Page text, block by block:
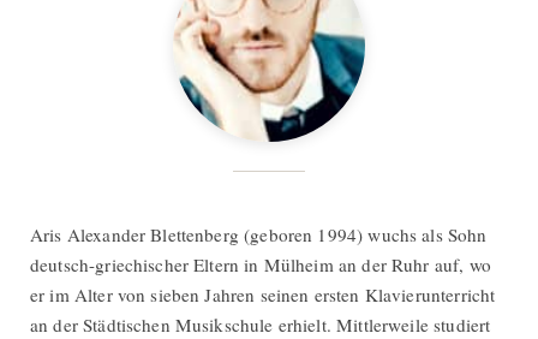
Aris Alexander Blettenberg (geboren 1994) wuchs als Sohn
deutsch-griechischer Eltern in Mülheim an der Ruhr auf, wo
er im Alter von sieben Jahren seinen ersten Klavierunterricht
an der Städtischen Musikschule erhielt. Mittlerweile studiert